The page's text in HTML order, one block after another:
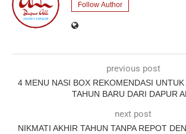
Follow Author
previous post
4 MENU NASI BOX REKOMENDASI UNTUK
TAHUN BARU DARI DAPUR
next post
NIKMATI AKHIR TAHUN TANPA REPOT